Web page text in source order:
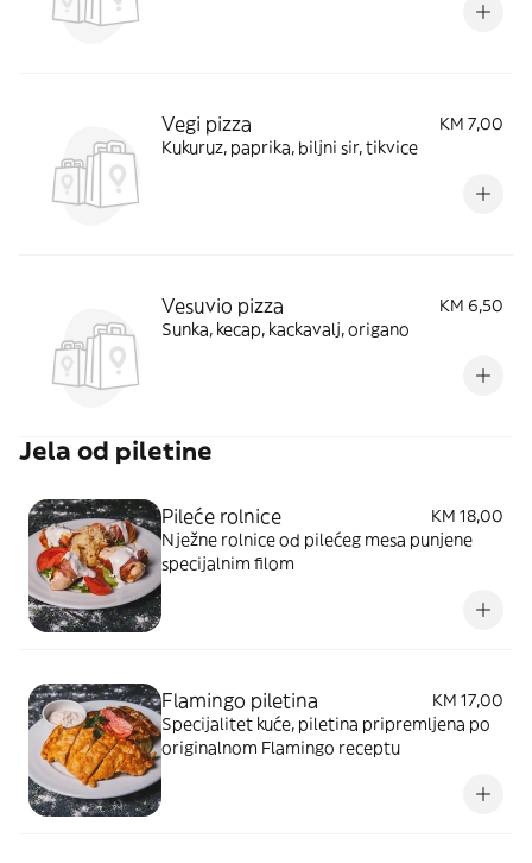
Vegi pizza
KM 7,00
Kukuruz, paprika, biljni sir, tikvice
Vesuvio pizza
KM 6,50
Sunka, kecap, kackavalj, origano
Jela od piletine
Pileće rolnice
KM 18,00
Nježne rolnice od pilećeg mesa punjene
specijalnim filom
Flamingo piletina
KM 17,00
Specijalitet kuće, piletina pripremljena po
originalnom Flamingo receptu